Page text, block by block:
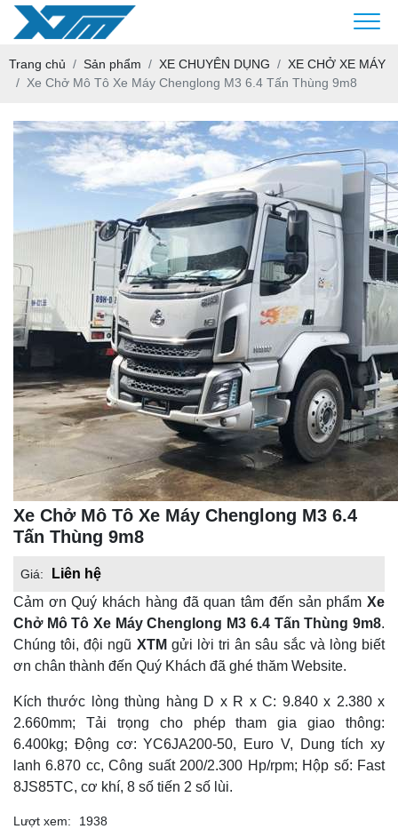
Trang chủ Sản phẩm XE CHUYÊN DỤNG
XE CHỞ XE MÁY
Xe Chở Mô Tô Xe Máy Chenglong M3 6.4 Tấn Thùng 9m8
Xe Chở Mô Tô Xe Máy Chenglong M3 6.4
Tấn Thùng 9m8
Giá:
Liên hệ
Cảm ơn Quý khách hàng đã quan tâm đến sản phẩm Xe
Chở Mô Tô Xe Máy Chenglong M3 6.4 Tấn Thùng 9m8.
Chúng tôi, đội ngũ XTM gửi lời tri ân sâu sắc và lòng biết
ơn chân thành đến Quý Khách đã ghé thăm Website.
Kích thước lòng thùng hàng D x R x C: 9.840 x 2.380 x
2.660mm; Tải trọng cho phép tham gia giao thông:
6.400kg; Động cơ: YC6JA200-50, Euro V, Dung tích xy
lanh 6.870 cc, Công suất 200/2.300 Hp/rpm; Hộp số: Fast
8JS85TC, cơ khí, 8 số tiến 2 số lùi.
Lượt xem: 1938